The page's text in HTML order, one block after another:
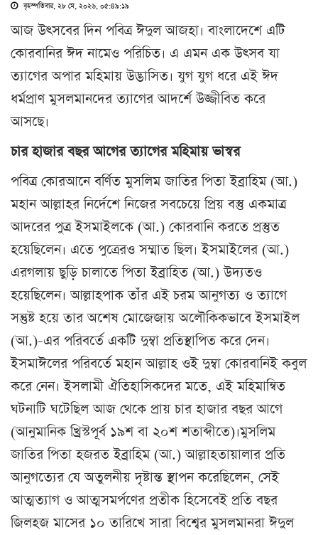
বৃহস্পতিবার, ২৮ মে, ২০২৬, ০৫:৪৯:১৯
আজ উৎসবের দিন পবিত্র ঈদুল আজহা। বাংলাদেশে এটি
কোরবানির ঈদ নামেও পরিচিত। এ এমন এক উৎসব যা
ত্যাগের অপার মহিমায় উদ্ভাসিত। যুগ যুগ ধরে এই ঈদ
ধর্মপ্রাণ মুসলমানদের ত্যাগের আদর্শে উজ্জীবিত করে
আসছে।
চার হাজার বছর আগের ত্যাগের মহিমায় ভাস্বর
পবিত্র কোরআনে বর্ণিত মুসলিম জাতির পিতা ইব্রাহিম (আ.)
মহান আল্লাহর নির্দেশে নিজের সবচেয়ে প্রিয় বস্তু একমাত্র
আদরের পুত্র ইসমাইলকে (আ.) কোরবানি করতে প্রস্তুত
হয়েছিলেন। এতে পুত্রেরও সম্মাত ছিল। ইসমাইলের (আ.)
এরগলায় ছুড়ি চালাতে পিতা ইব্রাহিত (আ.) উদ্যতও
হয়েছিলেন। আল্লাহপাক তাঁর এই চরম আনুগত্য ও ত্যাগে
সন্তুষ্ট হয়ে তার অশেষ মোজেজায় অলৌকিকভাবে ইসমাইল
(আ.)-এর পরিবর্তে একটি দুম্বা প্রতিস্থাপিত করে দেন।
ইসমাঈলের পরিবর্তে মহান আল্লাহ ওই দুম্বা কোরবানিই কবুল
করে নেন। ইসলামী ঐতিহাসিকদের মতে, এই মহিমান্বিত
ঘটনাটি ঘটেছিল আজ থেকে প্রায় চার হাজার বছর আগে
(আনুমানিক খ্রিস্টপূর্ব ১৯শ বা ২০শ শতাব্দীতে)।মুসলিম
জাতির পিতা হজরত ইব্রাহিম (আ.) আল্লাহতায়ালার প্রতি
আনুগত্যের যে অতুলনীয় দৃষ্টান্ত স্থাপন করেছিলেন, সেই
আত্মত্যাগ ও আত্মসমর্পণের প্রতীক হিসেবেই প্রতি বছর
জিলহজ মাসের ১০ তারিখে সারা বিশ্বের মুসলমানরা ঈদুল